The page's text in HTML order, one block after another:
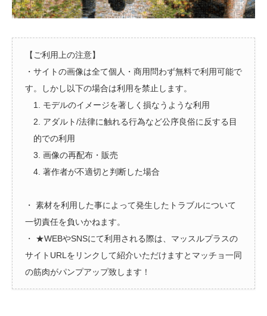
【ご利用上の注意】
・サイトの画像は全て個人・商用問わず無料で利用可能で
す。しかし以下の場合は利用を禁止します。
1. モデルのイメージを著しく損なうような利用
2. アダルト/法律に触れる行為など公序良俗に反する目
的での利用
3. 画像の再配布・販売
4. 著作者が不適切と判断した場合
・ 素材を利用した事によって発生したトラブルについて
一切責任を負いかねます。
・ ★WEBやSNSにて利用される際は、マッスルプラスの
サイトURLをリンクして紹介いただけますとマッチョ一同
の筋肉がパンプアップ致します！